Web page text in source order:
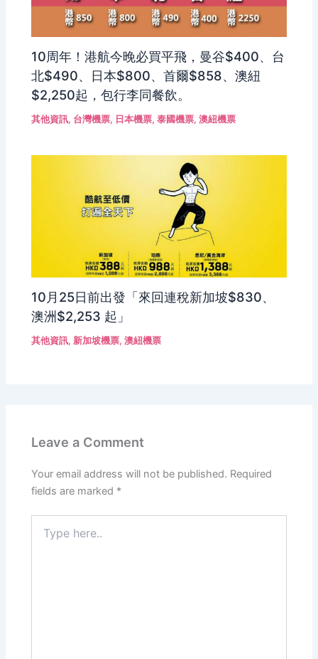
10周年！港航今晚必買平飛，曼谷$400、台
北$490、日本$800、首爾$858、澳紐
$2,250起，包行李同餐飲。
其他資訊, 台灣機票, 日本機票,泰國機票,澳紐機票
10月25日前出發「來回連稅新加坡$830、
澳洲$2,253 起」
其他資訊,新加坡機票,澳紐機票
Leave a Comment
Your email address will not be published. Required
fields are marked *
here..